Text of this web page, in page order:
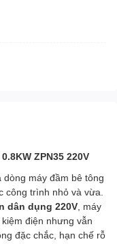
ZPN35 220V
dòng máy đầm bê tông
công trình nhỏ và vừa.
dân dụng 220V , máy
điện nhưng vẫn
đặc chắc, hạn chế rỗ